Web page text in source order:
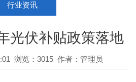
行业资讯
光伏补贴政策落地
浏览：3015 作者：管理员